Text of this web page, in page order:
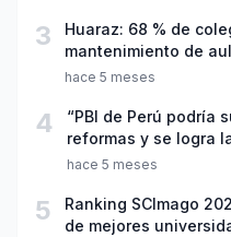
3
Huaraz: 68 % de
mantenimiento de
año escolar 2026
hace 5 meses
4
“PBI de Perú podría
reformas y se logra
hace 5 meses
5
Ranking SCImago
de mejores